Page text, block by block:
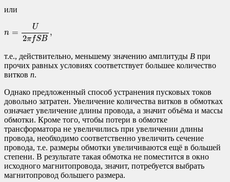
или
n = U
2πfSB
,
fS
т.е., действительно, меньшему значению амплитуды B при
прочих равных условиях соответствует большее количество
витков n.
Однако предложенный способ устранения пусковых токов
довольно затратен. Увеличение количества витков в обмотках
означает увеличение длины провода, а значит объёма и массы
обмотки. Кроме того, чтобы потери в обмотке
трансформатора не увеличились при увеличении длины
провода, необходимо соответственно увеличить сечение
провода, т.е. размеры обмотки увеличиваются ещё в большей
степени. В результате такая обмотка не поместится в окно
исходного магнитопровода, значит, потребуется выбрать
магнитопровод большего размера.